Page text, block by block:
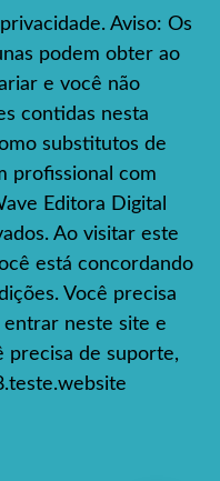
Aviso: Os
podem obter ao
e você não
contidas nesta
substitutos de
profissional com
Editora Digital
Ao visitar este
está concordando
Você precisa
neste site e
precisa de suporte,